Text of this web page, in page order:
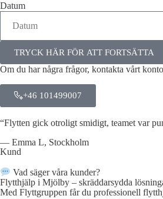
Datum
TRYCK HÄR FÖR ATT FORTSÄTTA
Om du har några frågor, kontakta vårt
+46 101499007
“Flytten gick otroligt smidigt, teamet var
— Emma L, Stockholm
Kund
Vad säger våra kunder?
Flytthjälp i Mjölby – skräddarsydda
Med Flyttgruppen får du professionell